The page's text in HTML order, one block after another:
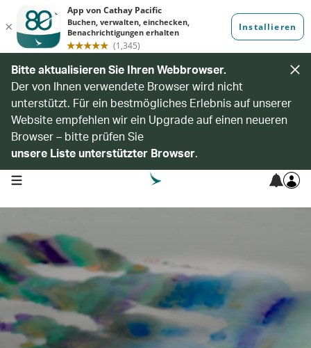
Bitte aktualisieren Sie Ihren Webbrowser.
Der von Ihnen verwendete Browser wird nicht
unterstützt. Für ein bestmögliches Erlebnis auf unserer
Website empfehlen wir ein Upgrade auf einen neueren
Browser – bitte prüfen Sie
unsere Liste unterstützter Browser.
open navigation menu